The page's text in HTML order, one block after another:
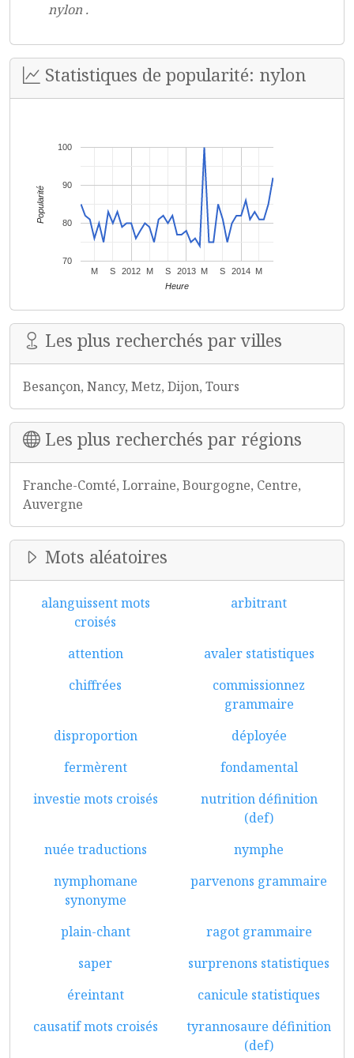
nylon .
Statistiques de popularité: nylon
2012 2013 2014
M S M S M S M
70
80
90
100
Heure
Popularité
Les plus recherchés par villes
Besançon, Nancy, Metz, Dijon, Tours
Les plus recherchés par régions
Franche-Comté, Lorraine, Bourgogne, Centre,
Auvergne
Mots aléatoires
alanguissent mots
croisés
arbitrant
attention
avaler statistiques
chiffrées
commissionnez
grammaire
disproportion
déployée
fermèrent
fondamental
investie mots croisés
nutrition définition
(def)
nuée traductions
nymphe
nymphomane
synonyme
parvenons grammaire
plain-chant
ragot grammaire
saper
surprenons statistiques
éreintant
canicule statistiques
causatif mots croisés
tyrannosaure définition
(def)